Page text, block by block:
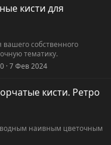
кисти для
собственного
тематику.
0 7 Фев 2024
кисти. Ретро
наивным цветочным